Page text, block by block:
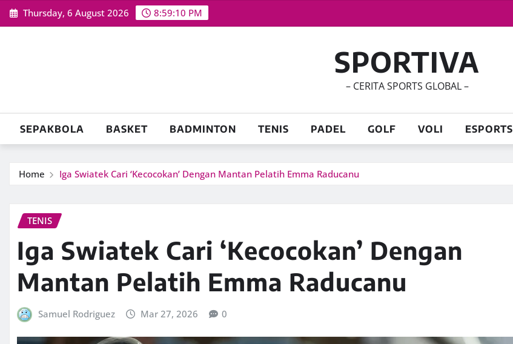
Skip
to
Thursday, 6 August 2026 8:59:11 PM
SPORTIVA
– CERITA SPORTS GLOBAL –
SEPAKBOLA BASKET BADMINTON TENIS PADEL GOLF VOLI ESPORTS
Home Iga Swiatek Cari ‘Kecocokan’ Dengan Mantan Pelatih Emma Raducanu
TENIS
Iga Swiatek Cari ‘Kecocokan’ Dengan
Mantan Pelatih Emma Raducanu
Samuel Rodriguez Mar 27, 2026 0